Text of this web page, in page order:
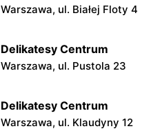
Warszawa, ul. Białej Floty 4
Delikatesy Centrum
Warszawa, ul. Pustola 23
Delikatesy Centrum
Warszawa, ul. Klaudyny 12